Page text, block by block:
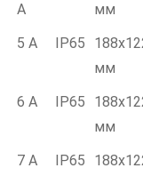
А
мм
5 А IP65
мм
6 А IP65
мм
7 А IP65